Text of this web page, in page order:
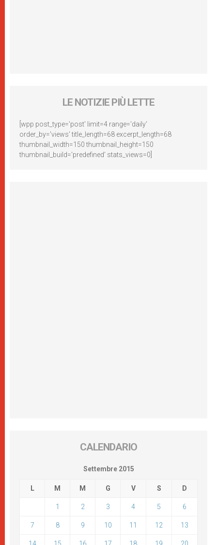
LE NOTIZIE PIÙ LETTE
[wpp post_type='post' limit=4 range='daily'
order_by='views' title_length=68 excerpt_length=68
thumbnail_width=150 thumbnail_height=150
thumbnail_build='predefined' stats_views=0]
CALENDARIO
Settembre 2015
L M M G V S D
1 2 3 4 5 6
7 8 9 10 11 12 13